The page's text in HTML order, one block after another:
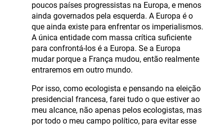
poucos países progressistas na Europa, e menos
ainda governados pela esquerda. A Europa é o
que ainda existe para enfrentar os imperialismos.
A única entidade com massa crítica suficiente
para confrontá-los é a Europa. Se a Europa
mudar porque a França mudou, então realmente
entraremos em outro mundo.
Por isso, como ecologista e pensando na eleição
presidencial francesa, farei tudo o que estiver ao
meu alcance, não apenas pelos ecologistas, mas
por todo o meu campo político, para evitar esse